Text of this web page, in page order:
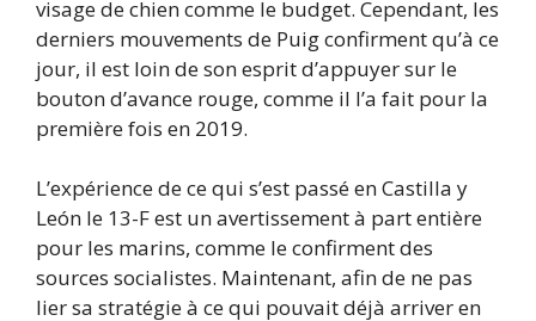
visage de chien comme le budget. Cependant, les
derniers mouvements de Puig confirment qu’à ce
jour, il est loin de son esprit d’appuyer sur le
bouton d’avance rouge, comme il l’a fait pour la
première fois en 2019.
L’expérience de ce qui s’est passé en Castilla y
León le 13-F est un avertissement à part entière
pour les marins, comme le confirment des
sources socialistes. Maintenant, afin de ne pas
lier sa stratégie à ce qui pouvait déjà arriver en